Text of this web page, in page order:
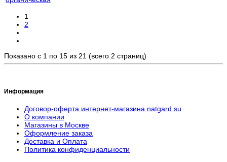
1
2
Показано с 1 по 15 из 21 (всего 2 страниц)
Информация
Договор-оферта интернет-магазина natgard.su
О компании
Магазины в Москве
Оформление заказа
Доставка и Оплата
Политика конфиденциальности